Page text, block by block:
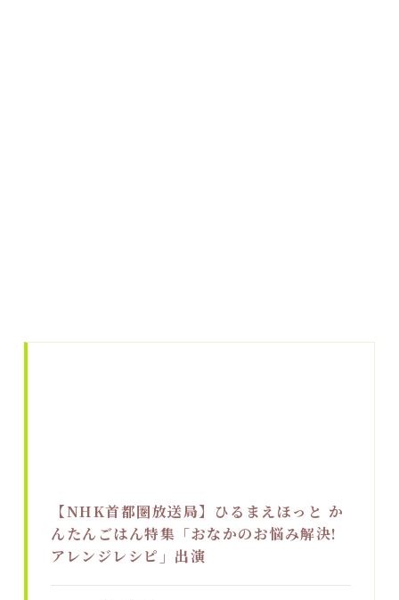
【NHK首都圏放送局】ひるまえほっと か
んたんごはん特集「おなかのお悩み解決!
アレンジレシピ」出演